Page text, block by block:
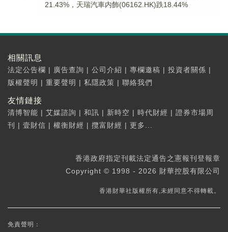
21.43%，天瑞汽車内飾(06162.HK)跌18.44%
相關訊息
法定公告欄 | 廣告查詢 | 公司介紹 | 專欄邀稿 | 投資者關係 |
版權聲明 | 重要聲明 | 私隱政策 | 聯絡我們
友情鏈接
清博智能 | 艾媒諮詢 | 和訊 | 新時空 | 時代財經 | 證券市場周
刊
| 壹財信 | 權衡財經 | 攬富財經 | 更多...
香港政府指定刊載法定通告之憲報刊登報章
Copyright © 1998 - 2026 財華控股有限公司
香港財華社版權所有,未經同意不得轉載。
免責聲明：